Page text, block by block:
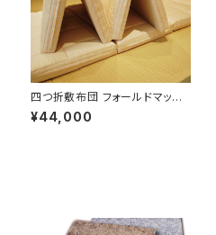
四つ折敷布団 フォールドマット
ン ベリーハード
¥44,000